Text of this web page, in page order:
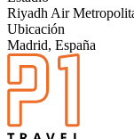
Riyadh Air
Ubicación
Madrid, España